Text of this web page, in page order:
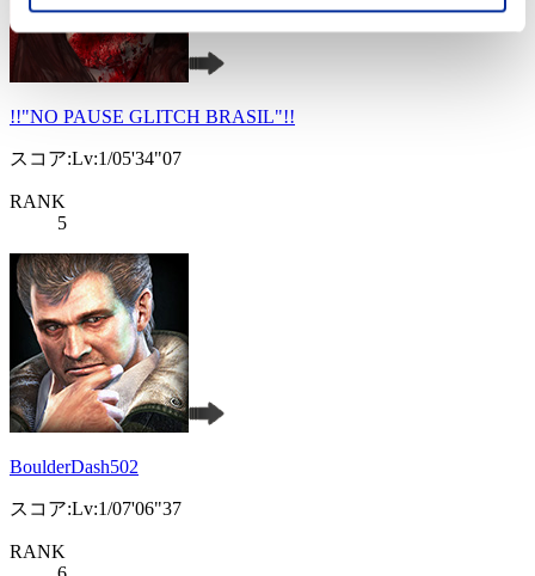
!!"NO PAUSE GLITCH BRASIL"!!
スコア:Lv:1/05'34"07
RANK
5
BoulderDash502
スコア:Lv:1/07'06"37
RANK